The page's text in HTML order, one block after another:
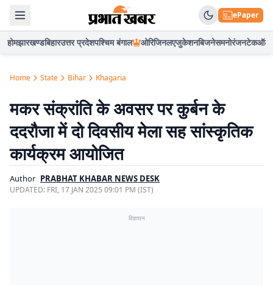
ePaper
होमझारखण्डबिहारउत्तर प्रदेशपश्चिम बंगाल ओरिजिनलएजुकेशनबिजनेसमनोरंजनटेकऑटो
Home State Bihar Khagaria
मकर संक्रांति के अवसर पर कुर्बन के
ददरौजा में दो दिवसीय मेला सह सांस्कृतिक
कार्यक्रम आयोजित
Author PRABHAT KHABAR NEWS DESK
UPDATED: FRI, 17 JAN 2025 09:01 PM (IST)
विज्ञापन